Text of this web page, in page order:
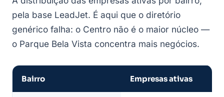
pela base LeadJet. É aqui que o diretório
genérico falha: o Centro não é o maior núcleo —
o Parque Bela Vista concentra mais negócios.
Bairro Empresas ativas